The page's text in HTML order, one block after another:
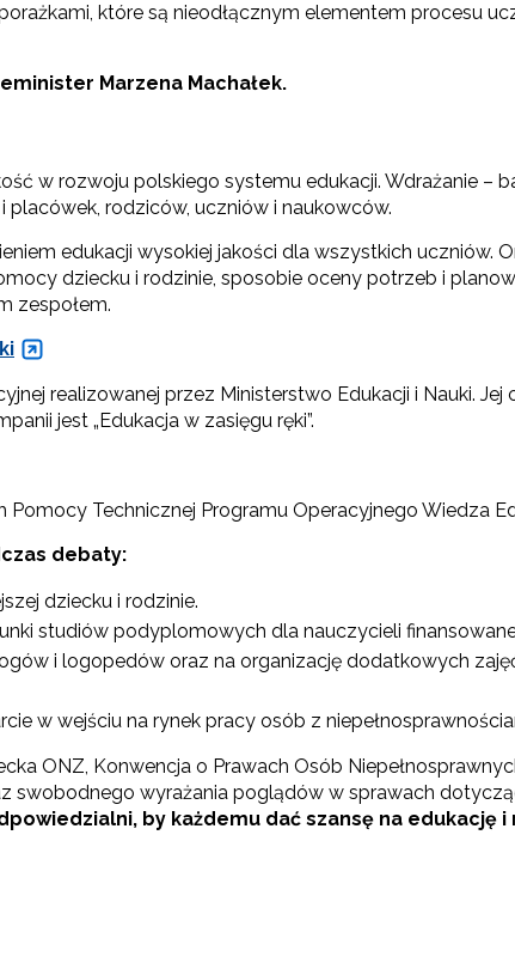
które są nieodłącznym elementem procesu
Marzena Machałek.
w rozwoju polskiego systemu edukacji. Wdrażanie –
placówek, rodziców, uczniów i naukowców.
edukacji wysokiej jakości dla wszystkich uczniów.
dziecku i rodzinie, sposobie oceny potrzeb i
zespołem.
realizowanej przez Ministerstwo Edukacji i Nauki. Jej
jest „Edukacja w zasięgu ręki”.
Technicznej Programu Operacyjnego Wiedza
debaty:
dziecku i rodzinie.
studiów podyplomowych dla nauczycieli
i logopedów oraz na organizację dodatkowych
w wejściu na rynek pracy osób z
ONZ, Konwencja o Prawach Osób
swobodnego wyrażania poglądów w sprawach
by każdemu dać szansę na edukację
na bieżąco z najnowszymi informacjami
przetwarzanie moich danych osobowych przez ORE w